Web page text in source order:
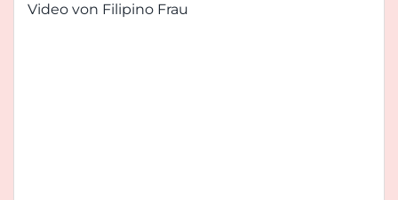
Video von Filipino Frau